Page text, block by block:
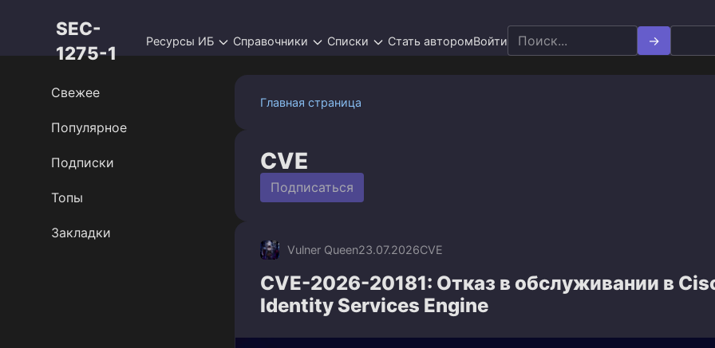
SEC-
1275-1
Ресурсы ИБ Справочники Списки Стать авторомВойти Search
for:
Главная страница
CVE
Подписаться
Vulner Queen23.07.2026CVE
CVE-2026-20181: Отказ в обслуживании в
Identity Services Engine
Свежее
Популярное
Подписки
Топы
Закладки